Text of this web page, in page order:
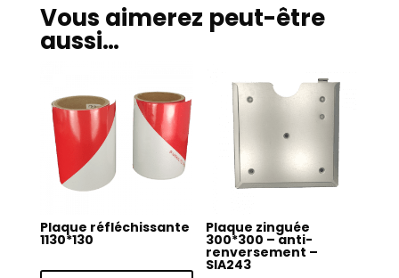
Vous aimerez peut-être
aussi…
Plaque réfléchissante
1130*130
Plaque zinguée
300*300 – anti-
renversement –
SIA243